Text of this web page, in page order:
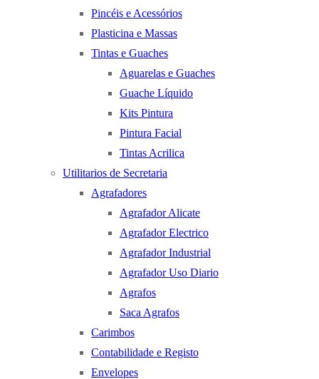
Pincéis e Acessórios
Plasticina e Massas
Tintas e Guaches
Aguarelas e Guaches
Guache Líquido
Kits Pintura
Pintura Facial
Tintas Acrilica
Utilitarios de Secretaria
Agrafadores
Agrafador Alicate
Agrafador Electrico
Agrafador Industrial
Agrafador Uso Diario
Agrafos
Saca Agrafos
Carimbos
Contabilidade e Registo
Envelopes